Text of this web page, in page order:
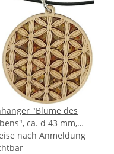
"Blume des
ca. d 43 mm,
Birkenholz
2 Acrylplatten,
nach Anmeldung